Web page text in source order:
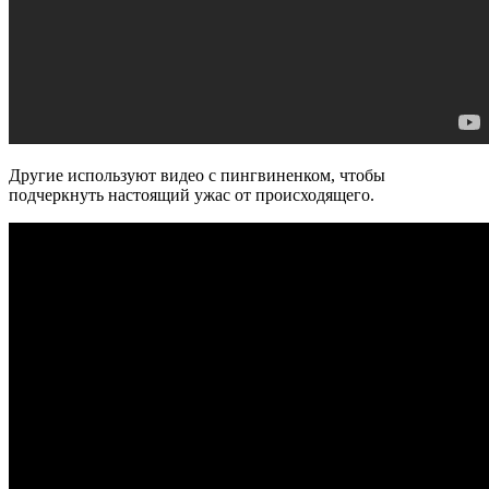
Другие используют видео с пингвиненком, чтобы
подчеркнуть настоящий ужас от происходящего.